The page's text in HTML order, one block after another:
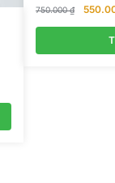
750.000₫
Giá
gốc